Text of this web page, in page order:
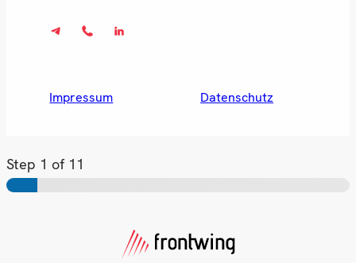
Impressum Datenschutz
Step 1 of 11